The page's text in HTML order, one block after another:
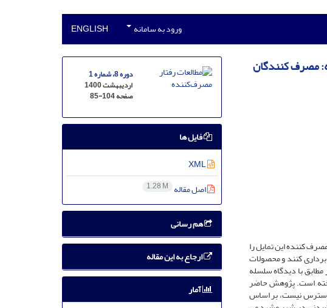
ورود به سامانه ENGLISH
مصرف کنندگان
کننده این تمایل را
کنند و محصولات
با دیدگاه سلسله
است. پژوهش حاضر
نیست، بر اساس
دوره 8، شماره 1
اردیبهشت 1400
صفحه85-104
فایل ها
XML
اصل مقاله 1.28 M
هم رسانی
ارجاع به این مقاله
آمار